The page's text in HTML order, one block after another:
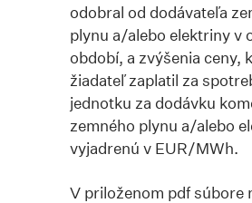
odobral od dodávateľa
plynu a/alebo elektriny v
období, a zvýšenia ceny,
žiadateľ zaplatil za
jednotku za dodávku
zemného plynu a/alebo
vyjadrenú v EUR/MWh.
V priloženom pdf súbore